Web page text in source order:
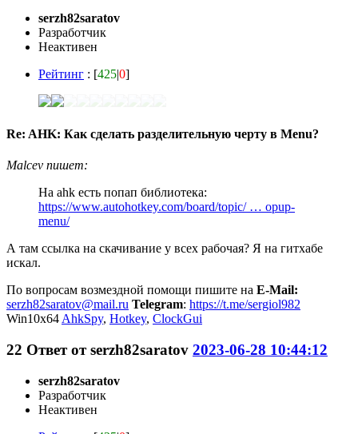
serzh82saratov
Разработчик
Неактивен
Рейтинг : [425|0]
Re: AHK: Как сделать разделительную черту в Menu?
Malcev пишет:
На ahk есть попап библиотека:
https://www.autohotkey.com/board/topic/ … opup-
menu/
А там ссылка на скачивание у всех рабочая? Я на гитхабе
искал.
По вопросам возмездной помощи пишите на E-Mail:
serzh82saratov@mail.ru Telegram: https://t.me/sergiol982
Win10x64 AhkSpy, Hotkey, ClockGui
22 Ответ отserzh82saratov 2023-06-28 10:44:12
serzh82saratov
Разработчик
Неактивен